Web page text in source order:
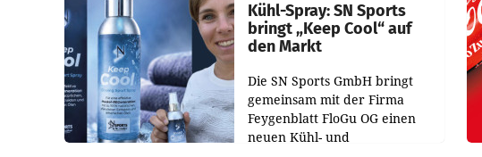
Kühl-Spray: SN Sports
bringt „Keep Cool“ auf
den Markt
Die SN Sports GmbH bringt
gemeinsam mit der Firma
Feygenblatt FloGu OG einen
neuen Kühl- und